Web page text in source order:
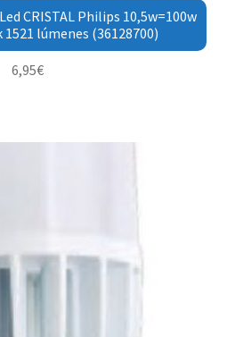
CRISTAL Philips 10,5w=100w
1521 lúmenes (36128700)
6,95€